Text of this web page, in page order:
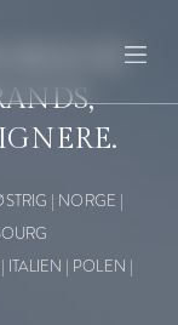
| NORGE |
ITALIEN | POLEN |